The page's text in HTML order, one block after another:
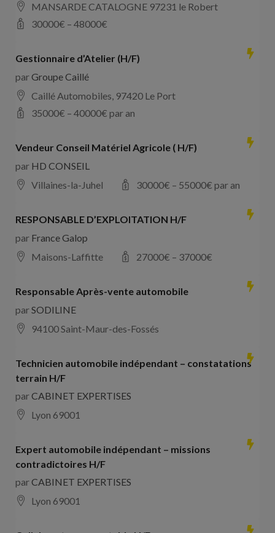
MANSARDE CATALOGNE 97231 le Robert
30000€ – 48000€
Gestionnaire d’Atelier (H/F)
parGroupe Caillé
Caillé Automobiles, 97420 Le Port
35000€ – 40000€ par an
Vendeur Conseil Matériel Agricole ( H/F)
par HD CONSEIL
Villaines-la-Juhel
30000€ – 55000€ par an
RESPONSABLE D’EXPLOITATION H/F
par France Galop
Maisons-Laffitte
27000€ – 37000€
Responsable Après-vente automobile
parSODILINE
94100 Saint-Maur-des-Fossés
Technicien automobile indépendant – constatations
terrain H/F
parCABINET EXPERTISES
Lyon 69001
Expert automobile indépendant – missions
contradictoires H/F
parCABINET EXPERTISES
Lyon 69001